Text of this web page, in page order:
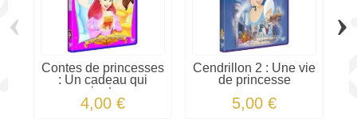
Contes de princesses
: Un cadeau qui
vient...
4,00 €
Cendrillon 2 : Une vie
de princesse
5,00 €
‹ ›